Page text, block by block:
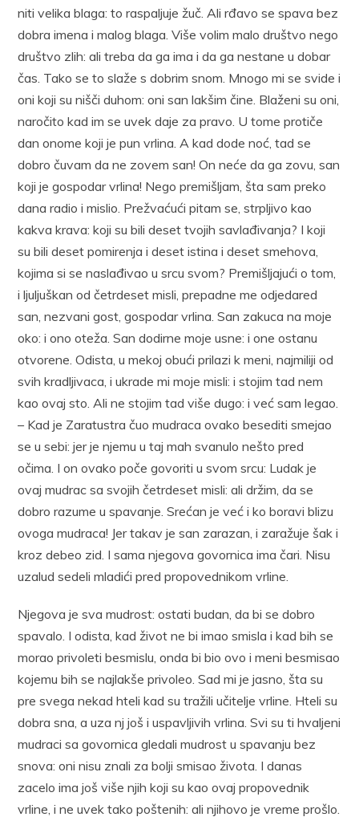
niti velika blaga: to raspaljuje žuč. Ali rđavo se spava bez
dobra imena i malog blaga. Više volim malo društvo nego
društvo zlih: ali treba da ga ima i da ga nestane u dobar
čas. Tako se to slaže s dobrim snom. Mnogo mi se svide i
oni koji su nišči duhom: oni san lakšim čine. Blaženi su oni,
naročito kad im se uvek daje za pravo. U tome protiče
dan onome koji je pun vrlina. A kad dode noć, tad se
dobro čuvam da ne zovem san! On neće da ga zovu, san
koji je gospodar vrlina! Nego premišljam, šta sam preko
dana radio i mislio. Prežvaćući pitam se, strpljivo kao
kakva krava: koji su bili deset tvojih savlađivanja? I koji
su bili deset pomirenja i deset istina i deset smehova,
kojima si se naslađivao u srcu svom? Premišljajući o tom,
i ljuljuškan od četrdeset misli, prepadne me odjedared
san, nezvani gost, gospodar vrlina. San zakuca na moje
oko: i ono oteža. San dodirne moje usne: i one ostanu
otvorene. Odista, u mekoj obući prilazi k meni, najmiliji od
svih kradljivaca, i ukrade mi moje misli: i stojim tad nem
kao ovaj sto. Ali ne stojim tad više dugo: i već sam legao.
– Kad je Zaratustra čuo mudraca ovako besediti smejao
se u sebi: jer je njemu u taj mah svanulo nešto pred
očima. I on ovako poče govoriti u svom srcu: Ludak je
ovaj mudrac sa svojih četrdeset misli: ali držim, da se
dobro razume u spavanje. Srećan je već i ko boravi blizu
ovoga mudraca! Jer takav je san zarazan, i zaražuje šak i
kroz debeo zid. I sama njegova govornica ima čari. Nisu
uzalud sedeli mladići pred propovednikom vrline.
Njegova je sva mudrost: ostati budan, da bi se dobro
spavalo. I odista, kad život ne bi imao smisla i kad bih se
morao privoleti besmislu, onda bi bio ovo i meni besmisao
kojemu bih se najlakše privoleo. Sad mi je jasno, šta su
pre svega nekad hteli kad su tražili učitelje vrline. Hteli su
dobra sna, a uza nj još i uspavljivih vrlina. Svi su ti hvaljeni
mudraci sa govornica gledali mudrost u spavanju bez
snova: oni nisu znali za bolji smisao života. I danas
zacelo ima još više njih koji su kao ovaj propovednik
vrline, i ne uvek tako poštenih: ali njihovo je vreme prošlo.